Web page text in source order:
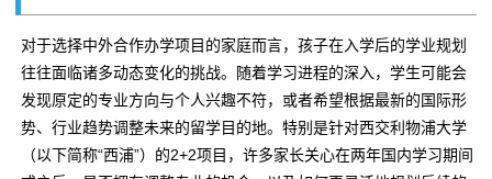
对于选择中外合作办学项目的家庭而言，孩子在入学后的学业规划
往往面临诸多动态变化的挑战。随着学习进程的深入，学生可能会
发现原定的专业方向与个人兴趣不符，或者希望根据最新的国际形
势、行业趋势调整未来的留学目的地。特别是针对西交利物浦大学
（以下简称“西浦”）的2+2项目，许多家长关心在两年国内学习期间